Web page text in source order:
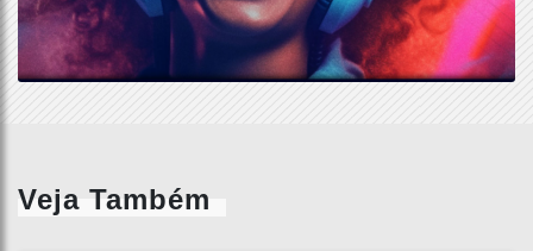
Veja Também